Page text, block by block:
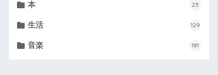
本 23
生活 129
音楽 181